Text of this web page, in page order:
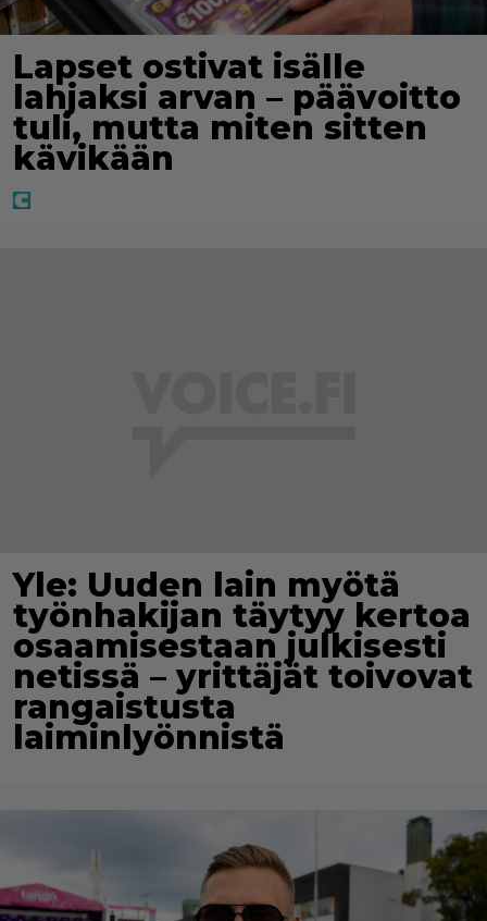
Lapset ostivat isälle
lahjaksi arvan – päävoitto
tuli, mutta miten sitten
kävikään
Yle: Uuden lain myötä
työnhakijan täytyy kertoa
osaamisestaan julkisesti
netissä – yrittäjät toivovat
rangaistusta
laiminlyönnistä